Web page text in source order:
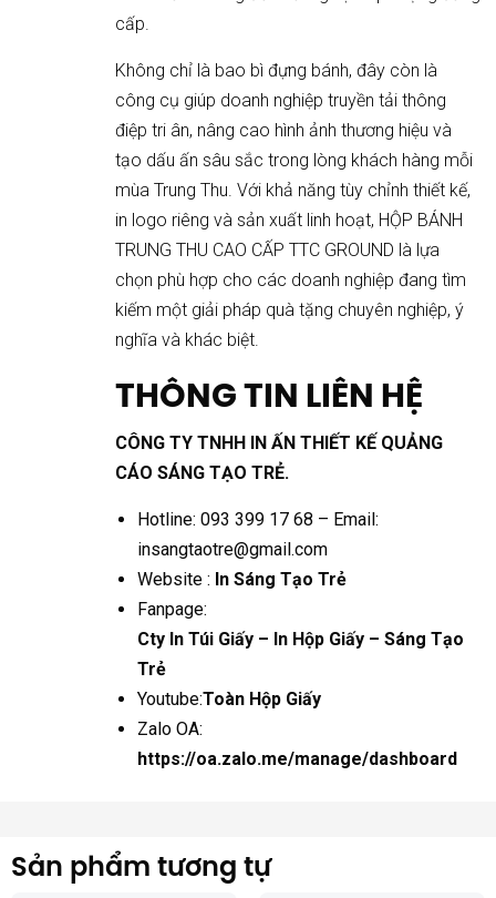
cấp.
Không chỉ là bao bì đựng bánh, đây còn là
công cụ giúp doanh nghiệp truyền tải thông
điệp tri ân, nâng cao hình ảnh thương hiệu và
tạo dấu ấn sâu sắc trong lòng khách hàng mỗi
mùa Trung Thu. Với khả năng tùy chỉnh thiết kế,
in logo riêng và sản xuất linh hoạt, HỘP BÁNH
TRUNG THU CAO CẤP TTC GROUND là lựa
chọn phù hợp cho các doanh nghiệp đang tìm
kiếm một giải pháp quà tặng chuyên nghiệp, ý
nghĩa và khác biệt.
THÔNG TIN LIÊN HỆ
CÔNG TY TNHH IN ẤN THIẾT KẾ QUẢNG
CÁO SÁNG TẠO TRẺ.
Hotline: 093 399 17 68 – Email:
insangtaotre@gmail.com
Website : In Sáng Tạo Trẻ
Fanpage:
Cty In Túi Giấy – In Hộp Giấy – Sáng Tạo
Trẻ
Youtube:Toàn Hộp Giấy
Zalo OA:
https://oa.zalo.me/manage/dashboard
Sản phẩm tương tự